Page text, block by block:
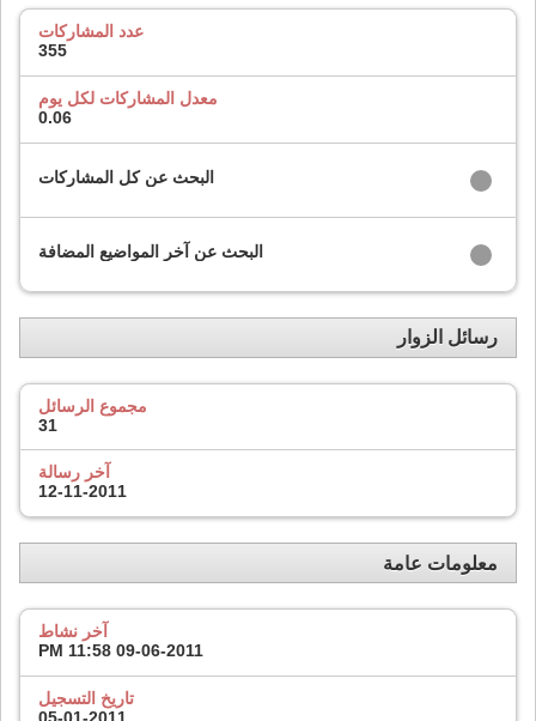
عدد المشاركات
355
معدل المشاركات لكل يوم
0.06
البحث عن كل المشاركات
البحث عن آخر المواضيع المضافة
رسائل الزوار
مجموع الرسائل
31
آخر رسالة
12-11-2011
معلومات عامة
آخر نشاط
09-06-2011
11:58 PM
تاريخ التسجيل
05-01-2011